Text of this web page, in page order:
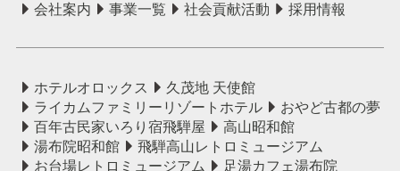
会社案内 事業一覧 社会貢献活動 採用情報
ホテルオロックス
久茂地 天使館
ライカムファミリーリゾートホテル
おやど古都の夢
百年古民家いろり宿飛騨屋
高山昭和館
湯布院昭和館
飛騨高山レトロミュージアム
お台場レトロミュージアム
足湯カフェ湯布院